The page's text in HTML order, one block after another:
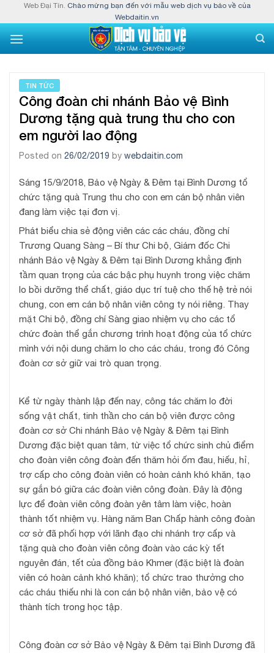
to
content
Web Đại Tín. Chào mừng bạn đến với mẫu web dịch vụ bảo về của
Webdaitin.vn
TIN TỨC
Công đoàn chi nhánh Bảo vệ Bình
Dương tặng quà trung thu cho con
em người lao động
Posted on 26/02/2019 by webdaitin.com
Sáng 15/9/2018, Bảo vệ Ngày & Đêm tại Bình Dương tổ
chức tặng quà Trung thu cho con em cán bộ nhân viên
đang làm việc tại đơn vị.
Phát biểu chia sẻ động viên các các cháu, đồng chí
Trương Quang Sàng – Bí thư Chi bộ, Giám đốc Chi
nhánh Bảo vệ Ngày & Đêm tại Bình Dương khẳng định
tầm quan trọng của các bậc phụ huynh trong việc chăm
lo bồi dưỡng thể chất, giáo dục trí tuệ cho thế hệ trẻ nói
chung, con em cán bộ nhân viên công ty nói riêng. Thay
mặt Chi bộ, đồng chí Sàng giao nhiệm vụ cho các tổ
chức đoàn thể gắn chương trình hoạt động của tổ chức
mình với nội dung chăm lo cho các cháu, trong đó Công
đoàn cơ sở giữ vai trò quan trọng.
Kể từ ngày thành lập đến nay, công tác chăm lo đời
sống vật chất, tinh thần cho cán bộ viên được công
đoàn cơ sở Chi nhánh Bảo vệ Ngày & Đêm tại Bình
Dương đặc biệt quan tâm, từ việc tổ chức sinh chủ điểm
cho đoàn viên công đoàn đến thăm hỏi ốm đau, hiếu, hỉ,
trợ cấp cho công đoàn viên có hoàn cảnh khó khăn, tạo
sự gắn bó giữa các đoàn viên công đoàn. Đây là động
lực để đoàn viên công đoàn yên tâm làm việc, hoàn
thành tốt nhiệm vụ. Hàng năm Ban Chấp hành công đoàn
cơ sở đã phối hợp với lãnh đạo chi nhánh trợ cấp và
tặng quà cho đoàn viên công đoàn vào các kỳ tết
nguyên đán, tết của đồng bảo Khmer (đặc biệt là đoàn
viên có hoàn cảnh khó khăn); tổ chức trao thưởng cho
các cháu thiếu nhi là con cán bộ nhân viên, bảo vệ có
thành tích trong học tập.
Công đoàn cơ sở Bảo vệ Ngày & Đêm tại Bình Dương đã